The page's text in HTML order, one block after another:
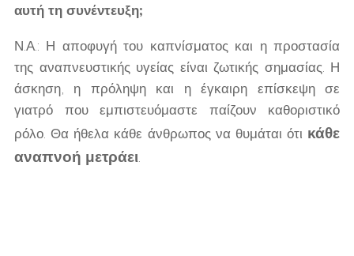
αυτή τη συνέντευξη;
Ν.Α.: Η αποφυγή του καπνίσματος και η προστασία
της αναπνευστικής υγείας είναι ζωτικής σημασίας. Η
άσκηση, η πρόληψη και η έγκαιρη επίσκεψη σε
γιατρό που εμπιστευόμαστε παίζουν καθοριστικό
ρόλο. Θα ήθελα κάθε άνθρωπος να θυμάται ότι κάθε
αναπνοή μετράει.